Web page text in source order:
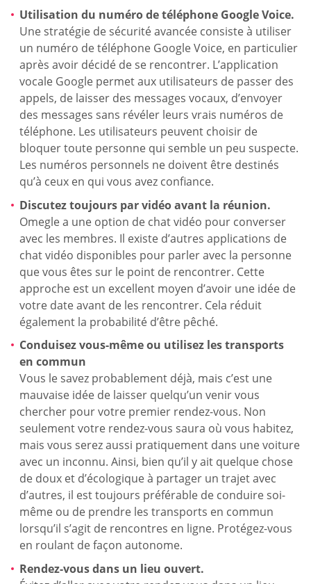
Utilisation du numéro de téléphone Google Voice.
Une stratégie de sécurité avancée consiste à utiliser
un numéro de téléphone Google Voice, en particulier
après avoir décidé de se rencontrer. L’application
vocale Google permet aux utilisateurs de passer des
appels, de laisser des messages vocaux, d’envoyer
des messages sans révéler leurs vrais numéros de
téléphone. Les utilisateurs peuvent choisir de
bloquer toute personne qui semble un peu suspecte.
Les numéros personnels ne doivent être destinés
qu’à ceux en qui vous avez confiance.
Discutez toujours par vidéo avant la réunion.
Omegle a une option de chat vidéo pour converser
avec les membres. Il existe d’autres applications de
chat vidéo disponibles pour parler avec la personne
que vous êtes sur le point de rencontrer. Cette
approche est un excellent moyen d’avoir une idée de
votre date avant de les rencontrer. Cela réduit
également la probabilité d’être pêché.
Conduisez vous-même ou utilisez les transports
en commun
Vous le savez probablement déjà, mais c’est une
mauvaise idée de laisser quelqu’un venir vous
chercher pour votre premier rendez-vous. Non
seulement votre rendez-vous saura où vous habitez,
mais vous serez aussi pratiquement dans une voiture
avec un inconnu. Ainsi, bien qu’il y ait quelque chose
de doux et d’écologique à partager un trajet avec
d’autres, il est toujours préférable de conduire soi-
même ou de prendre les transports en commun
lorsqu’il s’agit de rencontres en ligne. Protégez-vous
en roulant de façon autonome.
Rendez-vous dans un lieu ouvert.